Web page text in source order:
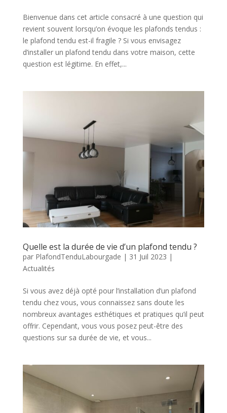
Bienvenue dans cet article consacré à une question qui
revient souvent lorsqu’on évoque les plafonds tendus :
le plafond tendu est-il fragile ? Si vous envisagez
d’installer un plafond tendu dans votre maison, cette
question est légitime. En effet,...
Quelle est la durée de vie d’un plafond tendu ?
par PlafondTenduLabourgade | 31 Juil 2023 |
Actualités
Si vous avez déjà opté pour l’installation d’un plafond
tendu chez vous, vous connaissez sans doute les
nombreux avantages esthétiques et pratiques qu’il peut
offrir. Cependant, vous vous posez peut-être des
questions sur sa durée de vie, et vous...